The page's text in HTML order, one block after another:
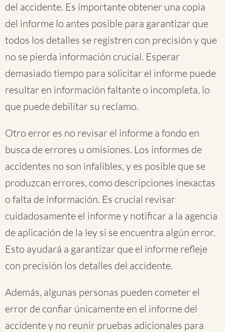
del accidente. Es importante obtener una copia
del informe lo antes posible para garantizar que
todos los detalles se registren con precisión y que
no se pierda información crucial. Esperar
demasiado tiempo para solicitar el informe puede
resultar en información faltante o incompleta, lo
que puede debilitar su reclamo.
Otro error es no revisar el informe a fondo en
busca de errores u omisiones. Los informes de
accidentes no son infalibles, y es posible que se
produzcan errores, como descripciones inexactas
o falta de información. Es crucial revisar
cuidadosamente el informe y notificar a la agencia
de aplicación de la ley si se encuentra algún error.
Esto ayudará a garantizar que el informe refleje
con precisión los detalles del accidente.
Además, algunas personas pueden cometer el
error de confiar únicamente en el informe del
accidente y no reunir pruebas adicionales para